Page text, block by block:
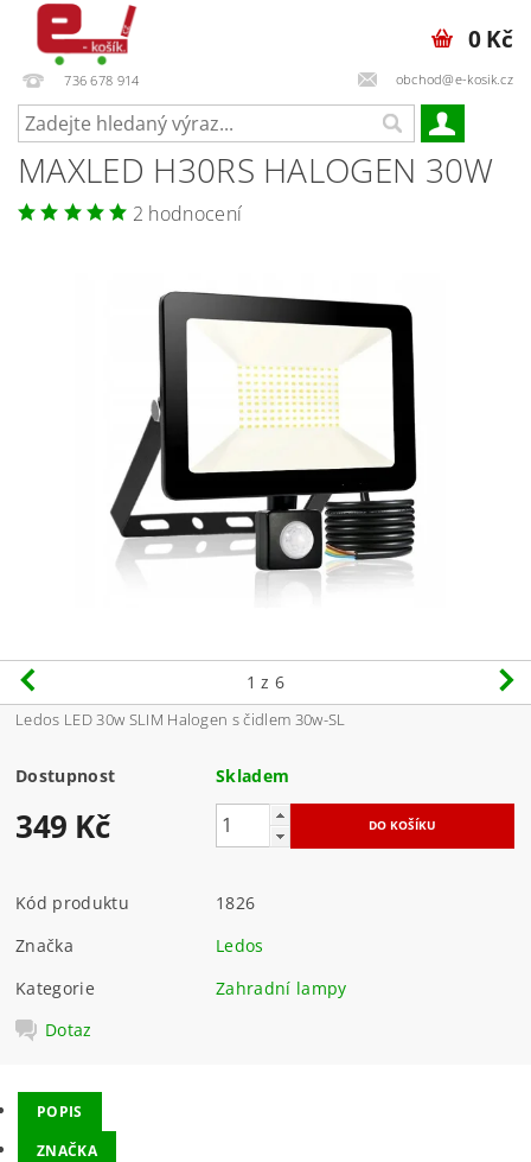
736 678 914 obchod@e-kosik.cz
0 Kč
MAXLED H30RS HALOGEN 30W
2 hodnocení
1 z 6
Ledos LED 30w SLIM Halogen s čidlem 30w-SL
Dostupnost Skladem
349 Kč
Kód produktu
1826
Značka
Ledos
Kategorie
Zahradní lampy
Dotaz
POPIS
ZNAČKA